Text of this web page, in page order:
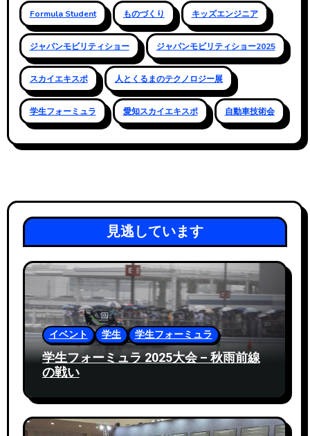
Formula Student ものづくり キッズエンジニア
ジャパンモビリティショー ジャパンモビリティショー2025
スカイエキスポ 人とくるまのテクノロジー展
学生フォーミュラ 愛知スカイエキスポ 自動車技術会
見逃しています
イベント 学生 学生フォーミュラ
学生フォーミュラ 2025大会 – 秋雨前線
の戦い